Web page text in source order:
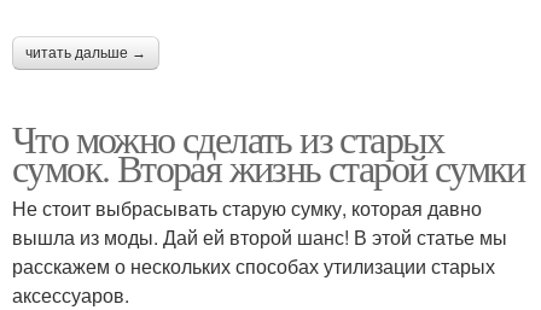
читать дальше →
Что можно сделать из старых
сумок. Вторая жизнь старой сумки
Не стоит выбрасывать старую сумку, которая давно
вышла из моды. Дай ей второй шанс! В этой статье мы
расскажем о нескольких способах утилизации старых
аксессуаров.